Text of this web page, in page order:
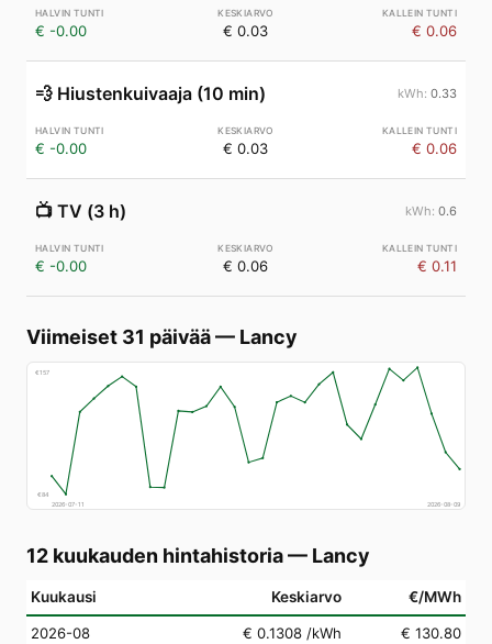
€ -0.00 € 0.03 € 0.06
💨 Hiustenkuivaaja (10 min) 0.33
€ -0.00 € 0.03 € 0.06
📺 TV (3 h) 0.6
€ -0.00 € 0.06 € 0.11
Viimeiset 31 päivää— Lancy
€157
€84
2026-07-11
2026-08-09
12 kuukauden hintahistoria— Lancy
Kuukausi Keskiarvo €/MWh
2026-08 € 0.1308 /kWh
€ 130.80